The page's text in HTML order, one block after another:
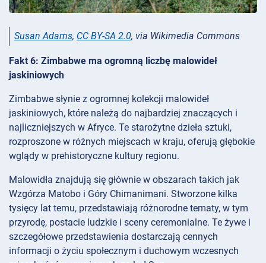
Susan Adams, CC BY-SA 2.0, via Wikimedia Commons
Fakt 6: Zimbabwe ma ogromną liczbę malowideł
jaskiniowych
Zimbabwe słynie z ogromnej kolekcji malowideł
jaskiniowych, które należą do najbardziej znaczących i
najliczniejszych w Afryce. Te starożytne dzieła sztuki,
rozproszone w różnych miejscach w kraju, oferują głębokie
wglądy w prehistoryczne kultury regionu.
Malowidła znajdują się głównie w obszarach takich jak
Wzgórza Matobo i Góry Chimanimani. Stworzone kilka
tysięcy lat temu, przedstawiają różnorodne tematy, w tym
przyrodę, postacie ludzkie i sceny ceremonialne. Te żywe i
szczegółowe przedstawienia dostarczają cennych
informacji o życiu społecznym i duchowym wczesnych